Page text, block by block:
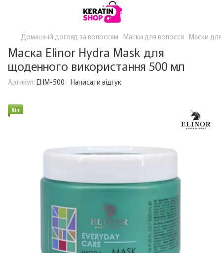
Домашній догляд за волоссям Маски для волосся Маски
Маска Elinor Hydra Mask для
щоденного використання 500 мл
Артикул: EHM-500 Написати відгук
Хіт